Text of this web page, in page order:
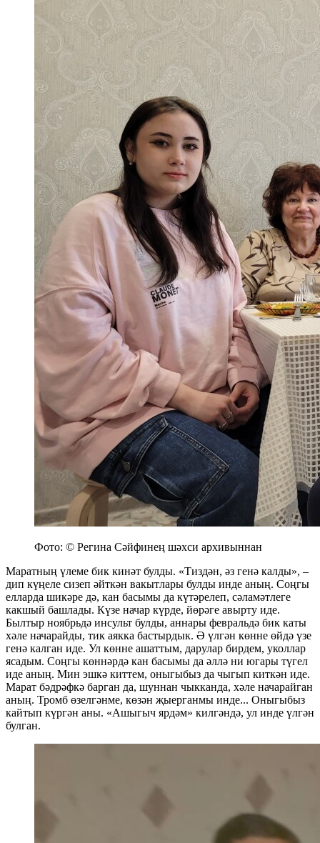
Фото: © Регина Сәйфинең шәхси архивыннан
Маратның үлеме бик кинәт булды. «Тиздән, әз генә калды», –
дип күңеле сизеп әйткән вакытлары булды инде аның. Соңгы
елларда шикәре дә, кан басымы да күтәрелеп, сәламәтлеге
какшый башлады. Күзе начар күрде, йөрәге авырту иде.
Былтыр ноябрьдә инсульт булды, аннары февральдә бик каты
хәле начарайды, тик аякка бастырдык. Ә үлгән көнне өйдә үзе
генә калган иде. Ул көнне ашаттым, дарулар бирдем, уколлар
ясадым. Соңгы көннәрдә кан басымы да әллә ни югары түгел
иде аның. Мин эшкә киттем, оныгыбыз да чыгып киткән иде.
Марат бәдрәфкә барган да, шуннан чыкканда, хәле начарайган
аның. Тромб өзелгәнме, көзән җыерганмы инде... Оныгыбыз
кайтып күргән аны. «Ашыгыч ярдәм» килгәндә, ул инде үлгән
булган.